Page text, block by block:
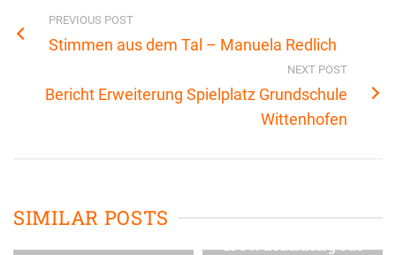
PREVIOUS POST
Stimmen aus dem Tal – Manuela Redlich
NEXT POST
Bericht Erweiterung Spielplatz Grundschule
Wittenhofen
SIMILAR POSTS